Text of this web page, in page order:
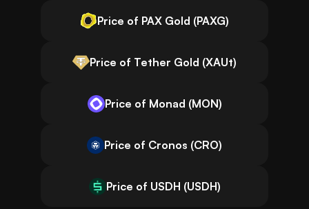
Price of PAX Gold (PAXG)
Price of Tether Gold (XAUt)
Price of Monad (MON)
Price of Cronos (CRO)
Price of USDH (USDH)